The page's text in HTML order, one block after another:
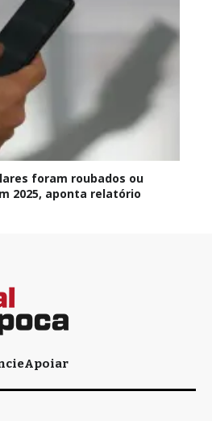
foram roubados ou
2025, aponta relatório
Apoiar